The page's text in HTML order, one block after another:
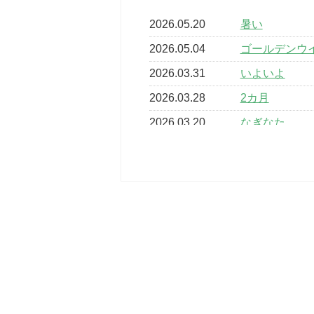
2026.05.20 暑い
2026.05.04 ゴールデンウ
2026.03.31 いよいよ
2026.03.28 2カ月
2026.03.20 なぎなた